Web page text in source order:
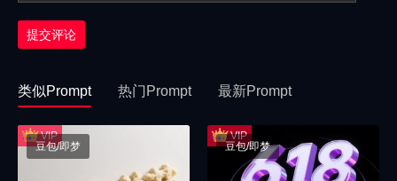
提交评论
类似Prompt 热门Prompt 最新Prompt
豆包/即梦 豆包/即梦